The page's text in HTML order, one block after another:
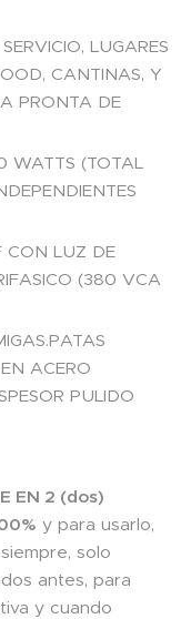
LUGARES
CANTINAS, Y
PRONTA DE
WATTS (TOTAL
CON LUZ DE
(380 VCA
ACERO
PULIDO
EN 2 (dos)
y para usarlo,
solo
antes, para
y cuando